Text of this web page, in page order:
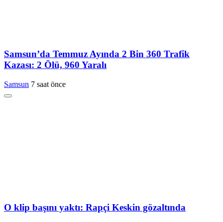
Samsun’da Temmuz Ayında 2 Bin 360 Trafik
Kazası: 2 Ölü, 960 Yaralı
Samsun 7 saat önce
O klip başını yaktı: Rapçi Keskin gözaltında